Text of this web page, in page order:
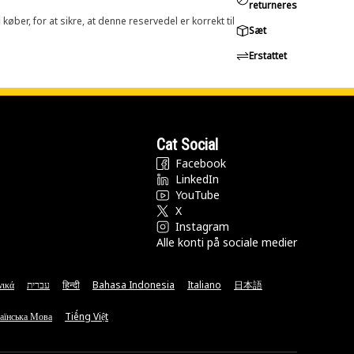
for at sikre, at denne reservedel er korrekt til
returneres
Sæt
Erstattet
Cat Social
Facebook
LinkedIn
YouTube
X
Instagram
Alle konti på sociale medier
עברית हिन्दी Bahasa Indonesia Italiano 日本語
Мова Tiếng Việt